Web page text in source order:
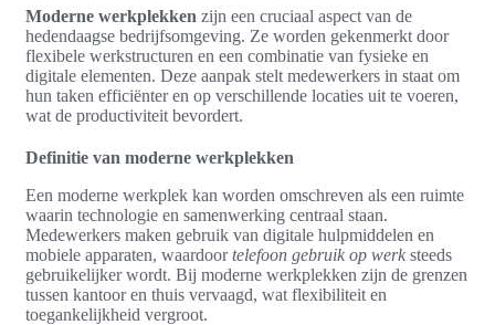
Moderne werkplekken zijn een cruciaal aspect van de
hedendaagse bedrijfsomgeving. Ze worden gekenmerkt door
flexibele werkstructuren en een combinatie van fysieke en
digitale elementen. Deze aanpak stelt medewerkers in staat om
hun taken efficiënter en op verschillende locaties uit te voeren,
wat de productiviteit bevordert.
Definitie van moderne werkplekken
Een moderne werkplek kan worden omschreven als een ruimte
waarin technologie en samenwerking centraal staan.
Medewerkers maken gebruik van digitale hulpmiddelen en
mobiele apparaten, waardoortelefoon gebruik op werk steeds
gebruikelijker wordt. Bij moderne werkplekken zijn de grenzen
tussen kantoor en thuis vervaagd, wat flexibiliteit en
toegankelijkheid vergroot.